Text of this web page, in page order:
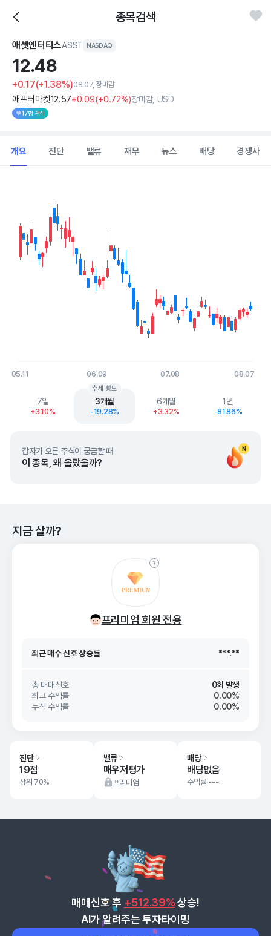
종목검색
애셋엔터티스ASST NASDAQ
12.48
+0.17(+1.38%)08.07, 장마감
애프터마켓12.57+0.09(+0.72%)장마감, USD
17명 관심
개요 진단 밸류 재무 뉴스 배당 경쟁사
View as data table, Chart
The chart has 1 X axis displaying Time. Data ranges from
The chart has 1 Y axis displaying values. Data ranges from 10.54
05.11 06.09 07.08 08.07
End of interactive chart.
7일
+3.10%
3개월
-19.28%
추세 횡보
6개월
+3.32%
1년
-81.86%
N
갑자기 오른 주식이 궁금할 때
이 종목, 왜 올랐을까?
지금 살까?
프리미엄 회원 전용
26. 08/10
최근 매수 신호 상승률 ***.**
최근 매수 신호 ***.**
총 매매신호
0회 발생
최고 수익률
0.00%
누적 수익률
0.00%
진단
19점
상위 70%
밸류
매우저평가
프리미엄
배당
배당없음
수익률 ---
매매신호 후 +512.39% 상승!
AI가 알려주는 투자타이밍